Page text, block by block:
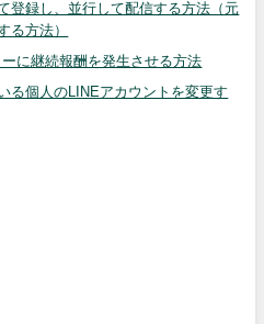
登録し、並行して配信する方法（元
る方法）
に継続報酬を発生させる方法
る個人のLINEアカウントを変更す